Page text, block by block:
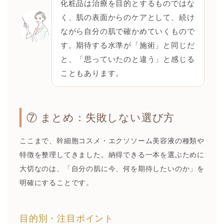
化粧品は治療を目的とするものではな
く、肌の表面からのケアとして、続け
ながら自分の肌で確かめていくもので
す。期待する水準が「施術」と同じだ
と、「思っていたのと違う」と感じる
こともあります。
⑦ まとめ：失敗しない選び方
ここまで、幹細胞コスメ・エクソソーム美容液の種類や
特徴を整理してきました。納得できる一本を選ぶために
大切なのは、「自分の肌に今、何を期待したいのか」を
明確にすることです。
目的別・注目ポイント